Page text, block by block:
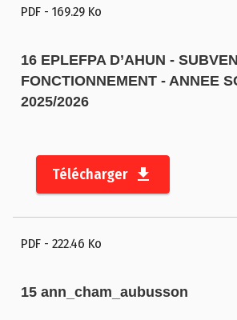
PDF - 169.29 Ko
16 EPLEFPA D’AHUN -
FONCTIONNEMENT - ANNEE
2025/2026
Télécharger
PDF - 222.46 Ko
15 ann_cham_aubusson